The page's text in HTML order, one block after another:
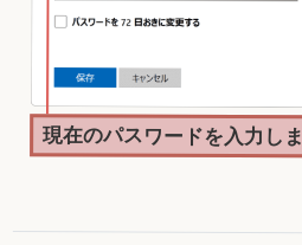
現在のパスワードを入力しま